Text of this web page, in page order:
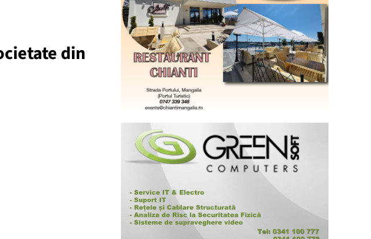
din